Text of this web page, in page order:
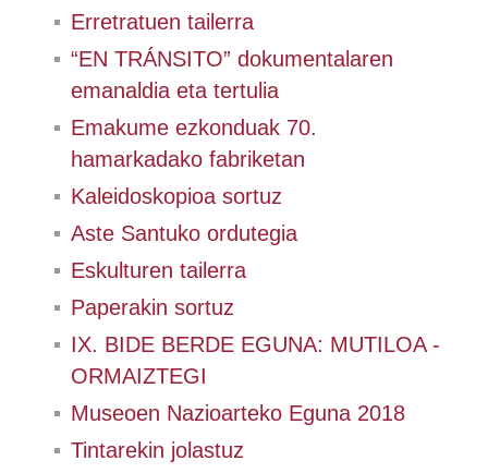
Erretratuen tailerra
“EN TRÁNSITO” dokumentalaren
emanaldia eta tertulia
Emakume ezkonduak 70.
hamarkadako fabriketan
Kaleidoskopioa sortuz
Aste Santuko ordutegia
Eskulturen tailerra
Paperakin sortuz
IX. BIDE BERDE EGUNA: MUTILOA -
ORMAIZTEGI
Museoen Nazioarteko Eguna 2018
Tintarekin jolastuz